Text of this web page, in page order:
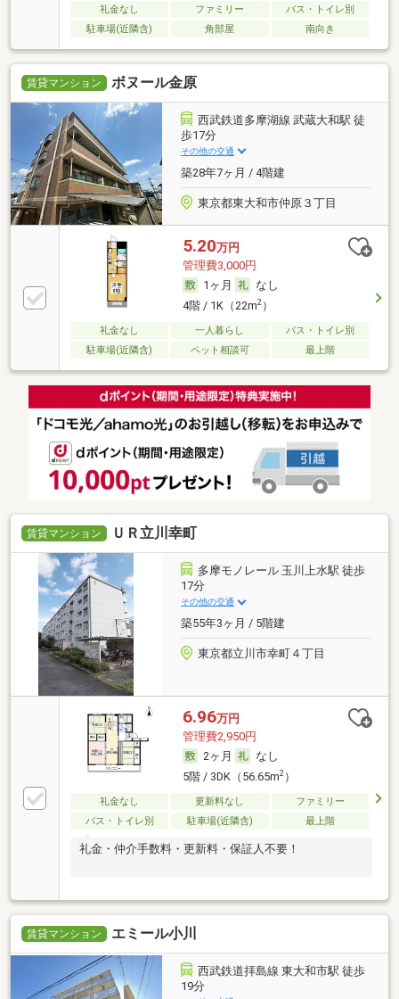
礼金なし ファミリー
バス・トイレ別
駐車場(近隣含)
角部屋 南向き
賃貸マンション ボヌール金原
西武鉄道多摩湖線 武蔵大和駅 徒
歩17分
その他の交通
築28年7ヶ月 / 4階建
東京都東大和市仲原３丁目
5.20万円
管理費3,000円
1ヶ月
なし
4階 / 1K（22m2）
礼金なし 一人暮らし
バス・トイレ別
駐車場(近隣含)
ペット相談可 最上階
賃貸マンション ＵＲ立川幸町
多摩モノレール 玉川上水駅 徒歩
17分
その他の交通
築55年3ヶ月 / 5階建
東京都立川市幸町４丁目
6.96万円
管理費2,950円
2ヶ月
なし
5階 / 3DK（56.65m2）
礼金なし 更新料なし
ファミリー
バス・トイレ別
駐車場(近隣含) 最上階
礼金・仲介手数料・更新料・保証人不要！
賃貸マンション エミール小川
西武鉄道拝島線 東大和市駅 徒歩
19分